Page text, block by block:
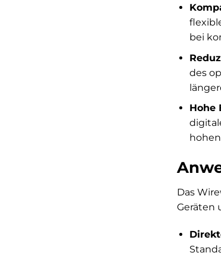
bei
des
Hohe
Das
Geräten